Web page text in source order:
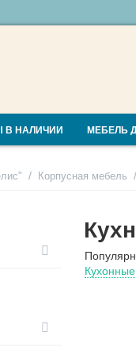
В НАЛИЧИИ МЕБЕЛЬ
/ Корпусная мебель /
Кухонные